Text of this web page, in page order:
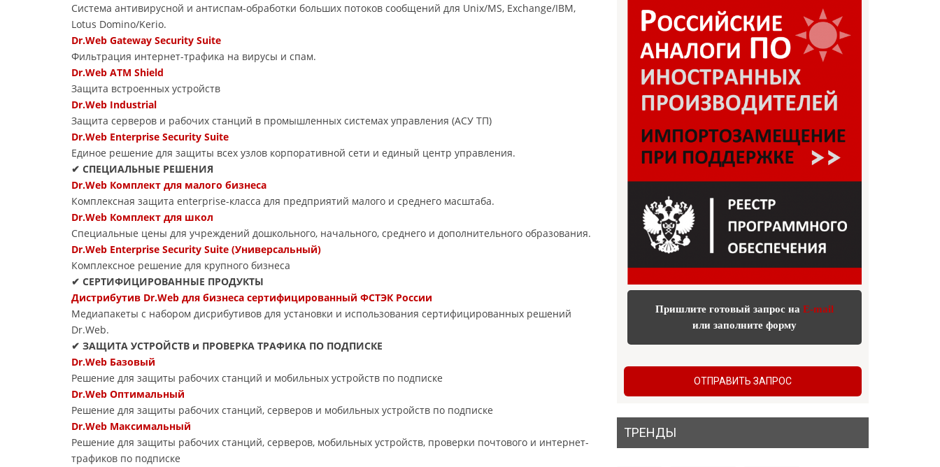
Система антивирусной и антиспам-обработки больших потоков сообщений для Unix/MS, Exchange/IBM,
Lotus Domino/Kerio.
Dr.Web Gateway Security Suite
Фильтрация интернет-трафика на вирусы и спам.
Dr.Web ATM Shield
Защита встроенных устройств
Dr.Web Industrial
Защита серверов и рабочих станций в промышленных системах управления (АСУ ТП)
Dr.Web Enterprise Security Suite
Единое решение для защиты всех узлов корпоративной сети и единый центр управления.
✔ СПЕЦИАЛЬНЫЕ РЕШЕНИЯ
Dr.Web Комплект для малого бизнеса
Комплексная защита enterprise-класса для предприятий малого и среднего масштаба.
Dr.Web Комплект для школ
Специальные цены для учреждений дошкольного, начального, среднего и дополнительного образования.
Dr.Web Enterprise Security Suite (Универсальный)
Комплексное решение для крупного бизнеса
✔ СЕРТИФИЦИРОВАННЫЕ ПРОДУКТЫ
Дистрибутив Dr.Web для бизнеса сертифицированный ФСТЭК России
Медиапакеты с набором дисрибутивов для установки и использования сертифицированных решений
Dr.Web.
✔ ЗАЩИТА УСТРОЙСТВ и ПРОВЕРКА ТРАФИКА ПО ПОДПИСКЕ
Dr.Web Базовый
Решение для защиты рабочих станций и мобильных устройств по подписке
Dr.Web Оптимальный
Решение для защиты рабочих станций, серверов и мобильных устройств по подписке
Dr.Web Максимальный
Решение для защиты рабочих станций, серверов, мобильных устройств, проверки почтового и интернет-
трафиков по подписке
Пришлите готовый запрос на E-mail
или заполните форму
ОТПРАВИТЬ ЗАПРОС
ТРЕНДЫ